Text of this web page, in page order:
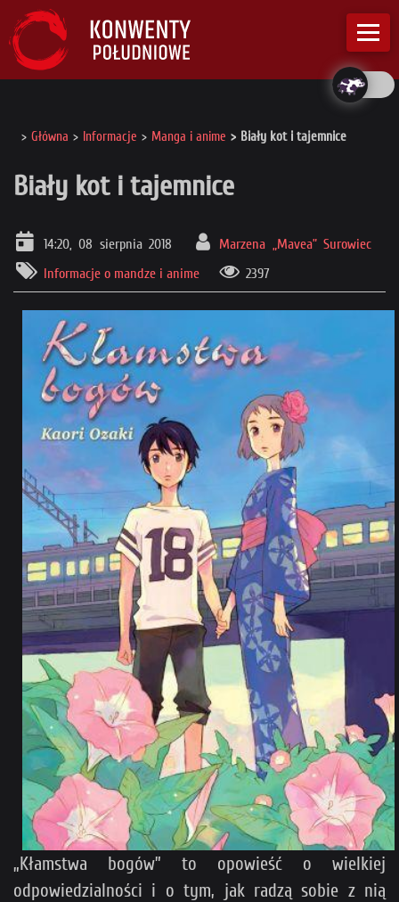
Główna Informacje Manga i anime Biały kot i tajemnice
Biały kot i tajemnice
14:20, 08 sierpnia 2018
Marzena „Mavea” Surowiec
Informacje o mandze i anime
2397
„Kłamstwa bogów” to opowieść o wielkiej
odpowiedzialności i o tym, jak radzą sobie z nią